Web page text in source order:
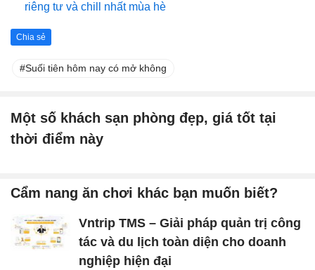
riêng tư và chill nhất mùa hè
Chia sẻ
Suối tiên hôm nay có mở không
Một số khách sạn phòng đẹp, giá tốt tại
thời điểm này
Cẩm nang ăn chơi khác bạn muốn biết?
Vntrip TMS – Giải pháp quản trị công
tác và du lịch toàn diện cho doanh
nghiệp hiện đại